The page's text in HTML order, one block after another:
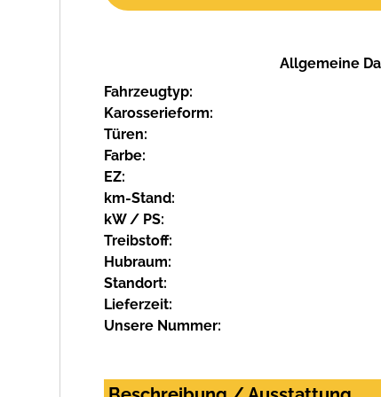
Allgemeine
Fahrzeugtyp:
Karosserieform:
Türen:
Farbe:
EZ:
km-Stand:
kW / PS:
Treibstoff:
Hubraum:
Standort:
Lieferzeit:
Unsere Nummer: